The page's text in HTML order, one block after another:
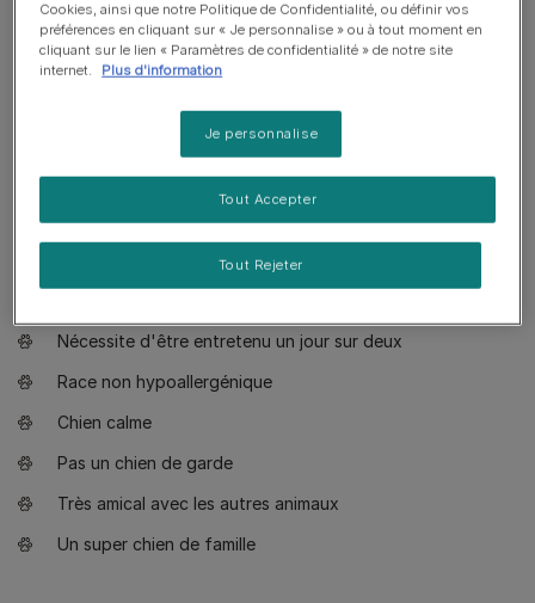
Bon à savoir
Education basique requise
Apprécie les promenades toniques
Apprécie de marcher plus de deux heures par jour
Nécessite d'être entretenu un jour sur deux
Race non hypoallergénique
Chien calme
Pas un chien de garde
Très amical avec les autres animaux
Un super chien de famille
Cookies, ainsi que notre Politique de Confidentialité, ou définir vos
préférences en cliquant sur « Je personnalise » ou à tout moment en
cliquant sur le lien « Paramètres de confidentialité » de notre site
internet.
Plus d'information
Je personnalise
Tout Rejeter
Tout Accepter